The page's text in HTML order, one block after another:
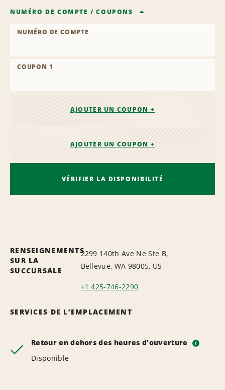
NUMÉRO DE COMPTE /COUPONS
NUMÉRO DE COMPTE
COUPON 1
AJOUTER UN COUPON +
AJOUTER UN COUPON +
VÉRIFIER LA DISPONIBILITÉ
RENSEIGNEMENTS
SUR LA
SUCCURSALE
2299 140th Ave Ne Ste B,
Bellevue, WA 98005, US
+1 425-746-2290
SERVICES DE L’EMPLACEMENT
Retour en dehors des heures d’ouverture i
Disponible